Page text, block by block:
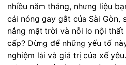
nhiều năm tháng, nhưng liệu
cái nóng gay gắt của Sài Gòn,
nắng mặt trời và nỗi lo nội thất
cấp? Đừng để những yếu tố
nghiệm lái và giá trị của xế